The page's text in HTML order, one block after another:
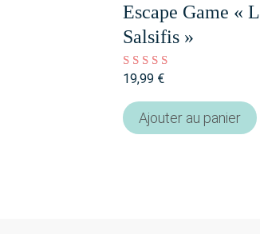
Escape Game «
Salsifis »
Note
sur 5
19,99 €
Ajouter au panier